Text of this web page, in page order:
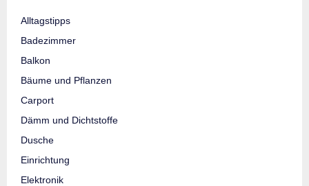
Alltagstipps
Badezimmer
Balkon
Bäume und Pflanzen
Carport
Dämm und Dichtstoffe
Dusche
Einrichtung
Elektronik